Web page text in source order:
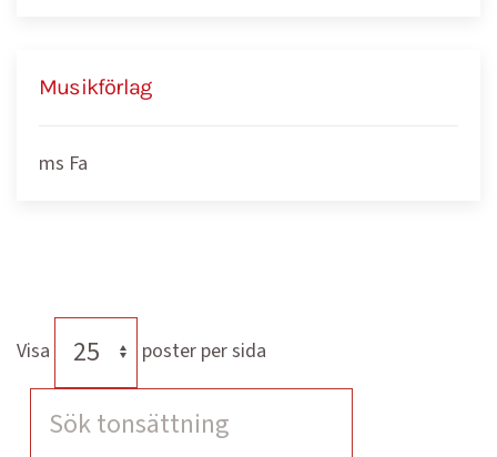
Musikförlag
ms Fa
Visa poster per sida